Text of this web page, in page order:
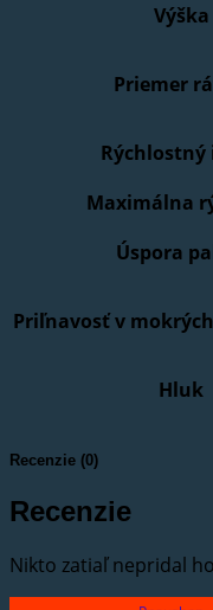
Výška
Priemer
Rýchlostný
Maximálna
Úspora
Priľnavosť v
Hluk
Recenzie (0)
Recenzie
Nikto zatiaľ nepridal